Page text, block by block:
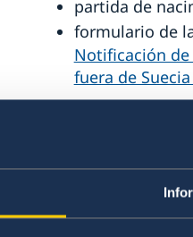
partida de
formulario de
Notificación
fuera de
consentimiento
tienen que dar su